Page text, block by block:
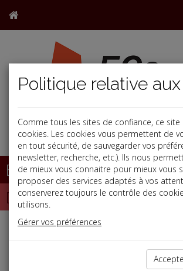
Base documentaire
Dépêches
Comme tous les sites de confiance, ce site
cookies. Les cookies vous permettent de
en tout sécurité, de sauvegarder vos
newsletter, recherche, etc.). Ils nous
de mieux vous connaitre pour mieux vous
proposer des services adaptés à vos
conserverez toujours le contrôle des
utilisons.
Gérer vos préférences